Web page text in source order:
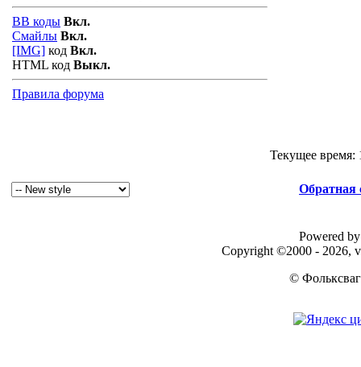
BB коды Вкл.
Смайлы Вкл.
[IMG] код Вкл.
HTML код Выкл.
Правила форума
Текущее время:
Обратная
Powered
Copyright ©2000 - 2026,
©